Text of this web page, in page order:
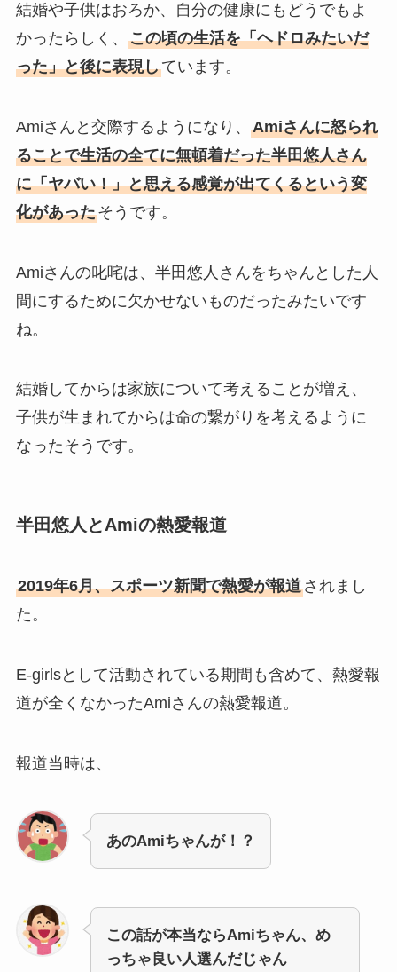
結婚や子供はおろか、自分の健康にもどうでもよ
かったらしく、 この頃の生活を「ヘドロみたいだ
った」と後に表現しています。
Amiさんと交際するようになり、 Amiさんに怒られ
ることで生活の全てに無頓着だった半田悠人さん
に「ヤバい！」と思える感覚が出てくるという変
化があったそうです。
Amiさんの叱咤は、半田悠人さんをちゃんとした人
間にするために欠かせないものだったみたいです
ね。
結婚してからは家族について考えることが増え、
子供が生まれてからは命の繋がりを考えるように
なったそうです。
半田悠人とAmiの熱愛報道
2019年6月、スポーツ新聞で熱愛が報道されまし
た。
E-girlsとして活動されている期間も含めて、熱愛報
道が全くなかったAmiさんの熱愛報道。
報道当時は、
あのAmiちゃんが！？
この話が本当ならAmiちゃん、め
っちゃ良い人選んだじゃん